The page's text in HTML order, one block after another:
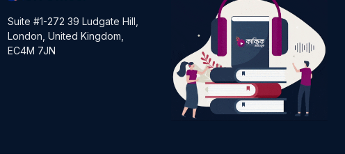
Suite #1-272 39 Ludgate Hill,
London, United Kingdom,
EC4M 7JN